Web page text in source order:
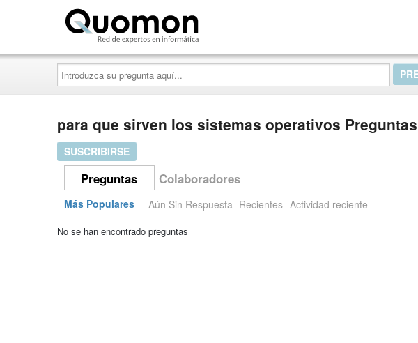
Introduzca
su
pregunta
aquí...
para que sirven los sistemas operativos
SUSCRIBIRSE
Preguntas Colaboradores
Más Populares Aún Sin Respuesta Recientes Actividad reciente
No se han encontrado preguntas